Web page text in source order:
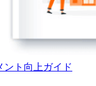
ント向上ガイド